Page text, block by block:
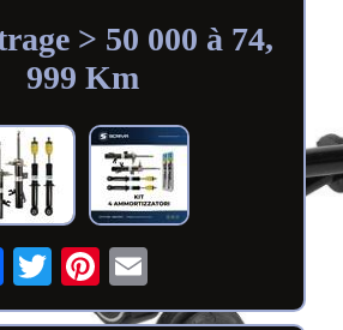
> 50 000 à 74,
999 Km